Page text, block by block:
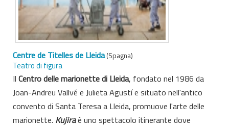
Centre de Titelles de Lleida(Spagna)
Teatro di figura
Il Centro delle marionette di Lleida, fondato nel 1986 da
Joan-Andreu Vallvé e Julieta Agustí e situato nell'antico
convento di Santa Teresa a Lleida, promuove l'arte delle
marionette. Kujiraè uno spettacolo itinerante dove